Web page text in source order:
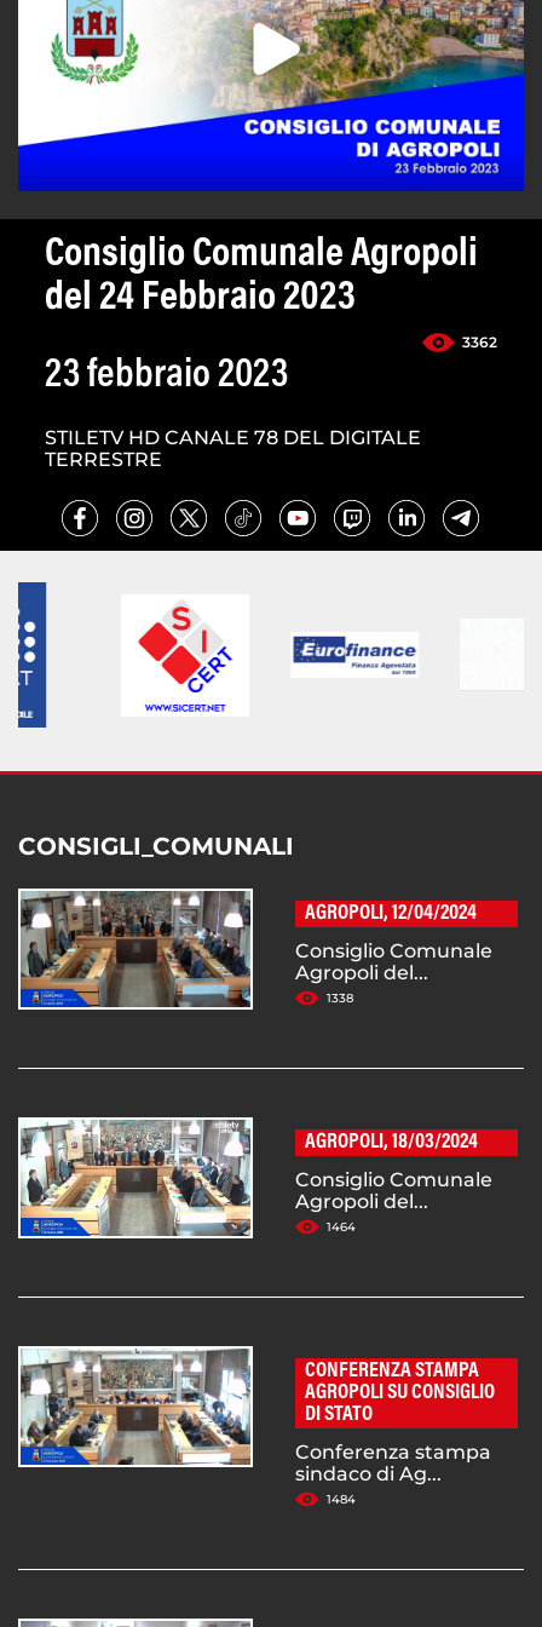
Consiglio Comunale Agropoli
del 24 Febbraio 2023
3362
23 febbraio 2023
STILETV HD CANALE 78 DEL DIGITALE
TERRESTRE
CONSIGLI_COMUNALI
AGROPOLI, 12/04/2024
Consiglio Comunale
Agropoli del...
1338
AGROPOLI, 18/03/2024
Consiglio Comunale
Agropoli del...
1464
CONFERENZA STAMPA
AGROPOLI SU CONSIGLIO
DI STATO
Conferenza stampa
sindaco di Ag...
1484